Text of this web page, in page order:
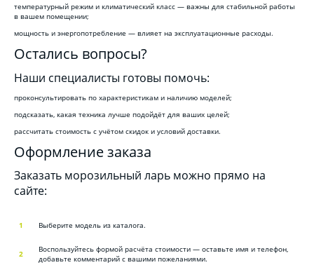
температурный режим и климатический класс — важны для стабильной работы
в вашем помещении;
мощность и энергопотребление — влияет на эксплуатационные расходы.
Остались вопросы?
Наши специалисты готовы помочь:
проконсультировать по характеристикам и наличию моделей;
подсказать, какая техника лучше подойдёт для ваших целей;
рассчитать стоимость с учётом скидок и условий доставки.
Оформление заказа
Заказать морозильный ларь можно прямо на
сайте:
Выберите модель из каталога.
Воспользуйтесь формой расчёта стоимости — оставьте имя и телефон,
добавьте комментарий с вашими пожеланиями.